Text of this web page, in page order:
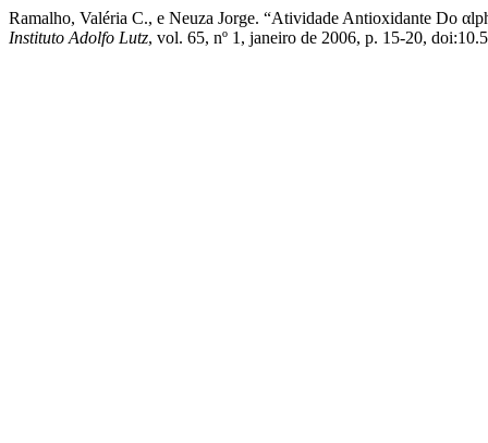
Ramalho, Valéria C., e Neuza Jorge. “Atividade Antioxidante Do
Instituto Adolfo Lutz, vol. 65, nº 1, janeiro de 2006, p. 15-20,